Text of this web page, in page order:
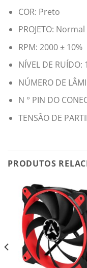
COR: Preto
PROJETO: Normal
RPM: 2000 ± 10%
NÍVEL DE RUÍDO:
NÚMERO DE
N ° PIN DO
TENSÃO DE
PRODUTOS